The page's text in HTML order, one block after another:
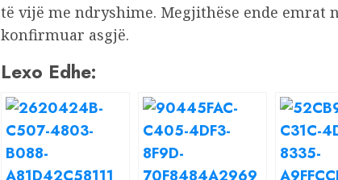
të vijë me ndryshime. Megjithëse ende emrat
konfirmuar asgjë.
Lexo Edhe: